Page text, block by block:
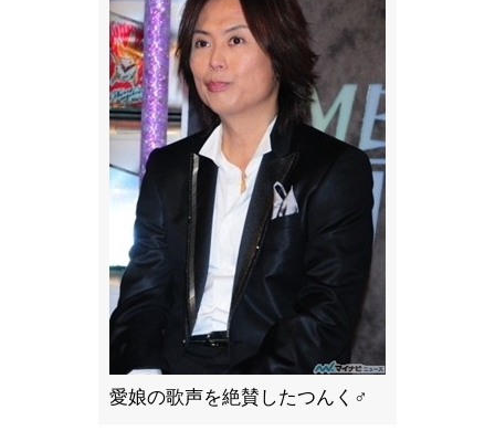
愛娘の歌声を絶賛したつんく♂